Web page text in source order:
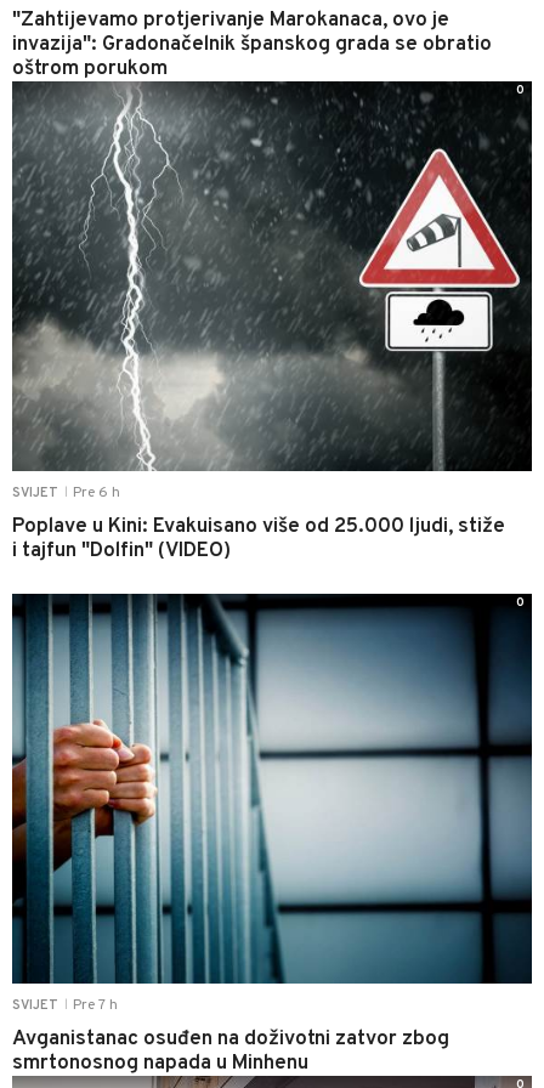
"Zahtijevamo protjerivanje Marokanaca, ovo je
invazija": Gradonačelnik španskog grada se obratio
oštrom porukom
SVIJET Pre 6 h
Poplave u Kini: Evakuisano više od 25.000 ljudi, stiže
i tajfun "Dolfin" (VIDEO)
0
SVIJET Pre 7 h
Avganistanac osuđen na doživotni zatvor zbog
smrtonosnog napada u Minhenu
0